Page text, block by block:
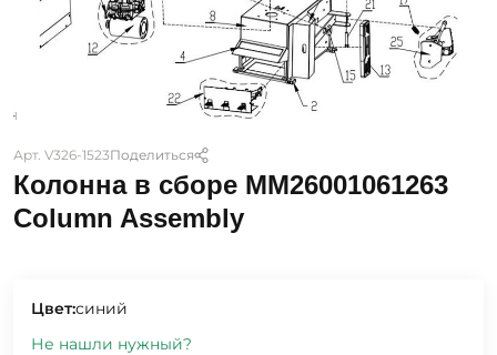
Арт. V326-1523Поделиться
Колонна в сборе ММ26001061263
Column Assembly
Цвет:синий
Не нашли нужный?